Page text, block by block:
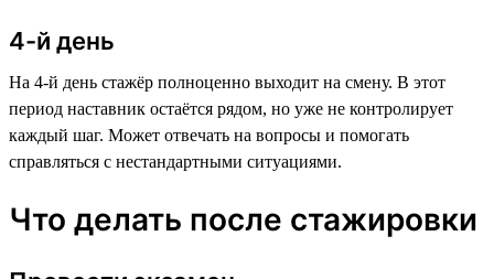
4-й день
На 4-й день стажёр полноценно выходит на смену. В этот
период наставник остаётся рядом, но уже не контролирует
каждый шаг. Может отвечать на вопросы и помогать
справляться с нестандартными ситуациями.
Что делать после стажировки